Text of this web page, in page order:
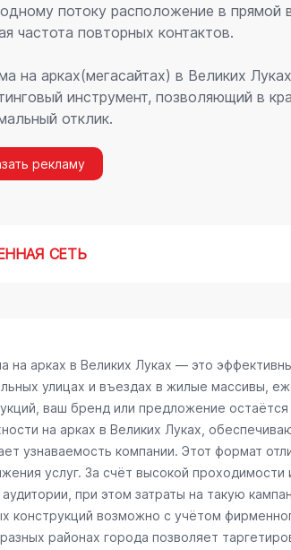
потоку расположение в прямой
частота повторных контактов.
на арках(мегасайтах) в Великих
инструмент, позволяющий в
отклик.
рекламу
СЕТЬ
на арках в Великих Луках — это
улицах и въездах в жилые массивы,
ваш бренд или предложение
на арках в Великих Луках,
узнаваемость компании. Этот формат
услуг. За счёт высокой проходимости
аудитории, при этом затраты на такую
конструкций возможно с учётом
районах города позволяет